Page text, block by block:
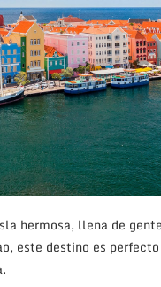
hermosa, llena de
este destino es